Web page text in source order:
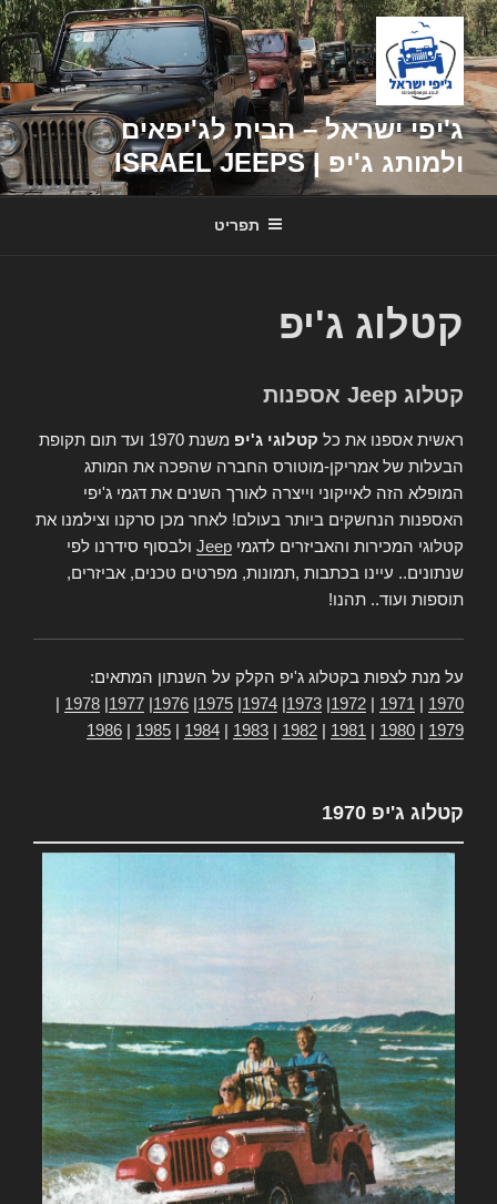
דילוג
לתוכן
ג'יפי ישראל – הבית לג'יפאים
ולמותג ג'יפ | ISRAEL JEEPS
תפריט
קטלוג ג'יפ
קטלוג Jeep אספנות
ראשית אספנו את כל קטלוגי ג'יפ
משנת 1970 ועד תום תקופת
הבעלות של אמריקן-מוטורס החברה שהפכה את המותג
המופלא הזה לאייקוני וייצרה לאורך השנים את דגמי ג'יפי
האספנות הנחשקים ביותר בעולם! לאחר מכן סרקנו וצילמנו את
קטלוגי המכירות והאביזרים לדגמי Jeep ולבסוף סידרנו לפי
שנתונים.. עיינו בכתבות ,תמונות, מפרטים טכנים, אביזרים,
תוספות ועוד.. תהנו!
על מנת לצפות בקטלוג ג'יפ הקלק על השנתון המתאים:
1970
1971
1972
1973
1974
1975
1976
1977
1978
1979
1980
1981
1982
1983
1984
1985
1986
קטלוג ג'יפ 1970